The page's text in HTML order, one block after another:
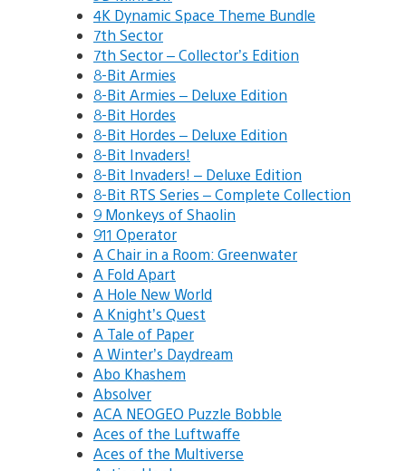
4K Dynamic Space Theme Bundle
7th Sector
7th Sector – Collector’s Edition
8-Bit Armies
8-Bit Armies – Deluxe Edition
8-Bit Hordes
8-Bit Hordes – Deluxe Edition
8-Bit Invaders!
8-Bit Invaders! – Deluxe Edition
8-Bit RTS Series – Complete Collection
9 Monkeys of Shaolin
911 Operator
A Chair in a Room: Greenwater
A Fold Apart
A Hole New World
A Knight’s Quest
A Tale of Paper
A Winter’s Daydream
Abo Khashem
Absolver
ACA NEOGEO Puzzle Bobble
Aces of the Luftwaffe
Aces of the Multiverse